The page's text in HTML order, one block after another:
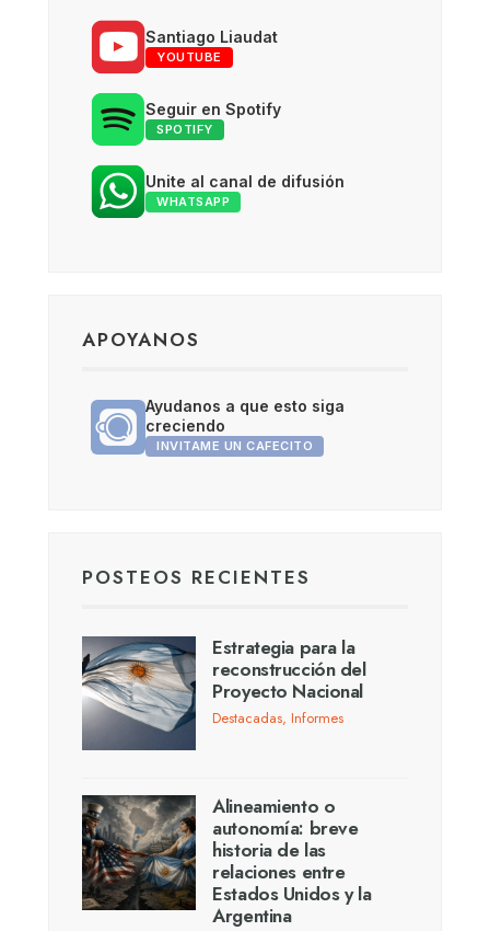
Santiago Liaudat
YOUTUBE
Seguir en Spotify
SPOTIFY
Unite al canal de difusión
WHATSAPP
APOYANOS
Ayudanos a que esto siga
creciendo
INVITAME UN CAFECITO
POSTEOS RECIENTES
Estrategia para la
reconstrucción del
Proyecto Nacional
Destacadas, Informes
Alineamiento o
autonomía: breve
historia de las
relaciones entre
Estados Unidos y la
Argentina